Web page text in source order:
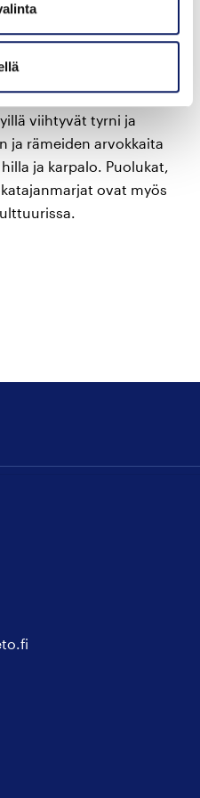
ovat käyttäneet mitä
klimppisoppaan ja
on erittäin runsas. Meren
viihtyvät tyrni ja
ja rämeiden arvokkaita
ja karpalo. Puolukat,
ovat myös